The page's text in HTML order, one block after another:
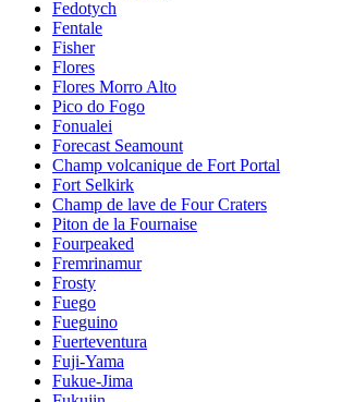
Fedotych
Fentale
Fisher
Flores
Flores Morro Alto
Pico do Fogo
Fonualei
Forecast Seamount
Champ volcanique de Fort Portal
Fort Selkirk
Champ de lave de Four Craters
Piton de la Fournaise
Fourpeaked
Fremrinamur
Frosty
Fuego
Fueguino
Fuerteventura
Fuji-Yama
Fukue-Jima